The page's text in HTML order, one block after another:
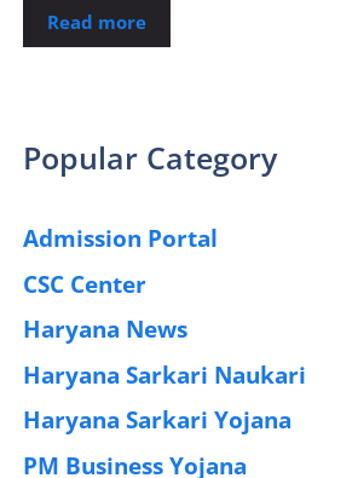
Read more
Popular Category
Admission Portal
CSC Center
Haryana News
Haryana Sarkari Naukari
Haryana Sarkari Yojana
PM Business Yojana